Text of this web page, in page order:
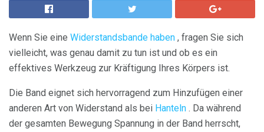
Wenn Sie eine Widerstandsbande haben , fragen Sie sich
vielleicht, was genau damit zu tun ist und ob es ein
effektives Werkzeug zur Kräftigung Ihres Körpers ist.
Die Band eignet sich hervorragend zum Hinzufügen einer
anderen Art von Widerstand als bei Hanteln . Da während
der gesamten Bewegung Spannung in der Band herrscht,